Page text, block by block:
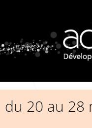
du 20 au 28